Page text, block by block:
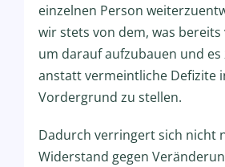
einzelnen Person
wir stets von dem, was
um darauf aufzubauen und
anstatt vermeintliche Defizite
Vordergrund zu stellen.
Dadurch verringert sich nicht
Widerstand gegen